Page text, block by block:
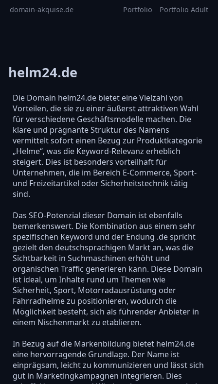
domain-akquise.de Portfolio Portfolio Adult
helm24.de
Die Domain helm24.de bietet eine Vielzahl von
Vorteilen, die sie zu einer äußerst attraktiven Wahl
für verschiedene Geschäftsmodelle machen. Die
klare und prägnante Struktur des Namens
vermittelt sofort einen Bezug zur Produktkategorie
„Helme“, was die Keyword-Relevanz erheblich
steigert. Dies ist besonders vorteilhaft für
Unternehmen, die im Bereich E-Commerce, Sport-
und Freizeitartikel oder Sicherheitstechnik tätig
sind.
Das SEO-Potenzial dieser Domain ist ebenfalls
bemerkenswert. Die Kombination aus einem sehr
spezifischen Keyword und der Endung .de spricht
gezielt den deutschsprachigen Markt an, was die
Sichtbarkeit in Suchmaschinen erhöht und
organischen Traffic generieren kann. Diese Domain
ist ideal, um Inhalte rund um Themen wie
Sicherheit, Sport, Motorradausrüstung oder
Fahrradhelme zu positionieren, wodurch die
Möglichkeit besteht, sich als führender Anbieter in
einem Nischenmarkt zu etablieren.
In Bezug auf die Markenbildung bietet helm24.de
eine hervorragende Grundlage. Der Name ist
einprägsam, leicht zu kommunizieren und lässt sich
gut in Marketingkampagnen integrieren. Dies